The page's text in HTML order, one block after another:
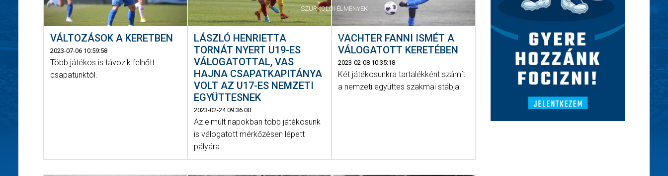
SZURKOLÓI ÉLMÉNYEK
SAJTÓ
VÁLTOZÁSOK A KERETBEN
2023-07-06 10:59:58
Több játékos is távozik felnőtt
csapatunktól.
LÁSZLÓ HENRIETTA
TORNÁT NYERT U19-ES
VÁLOGATOTTAL, VAS
HAJNA CSAPATKAPITÁNYA
VOLT AZ U17-ES NEMZETI
EGYÜTTESNEK
2023-02-24 09:36:00
Az elmúlt napokban több játékosunk
is válogatott mérkőzésen lépett
pályára.
VACHTER FANNI ISMÉT A
VÁLOGATOTT KERETÉBEN
2023-02-08 10:35:18
Két játékosunkra tartalékként számít
a nemzeti együttes szakmai stábja.